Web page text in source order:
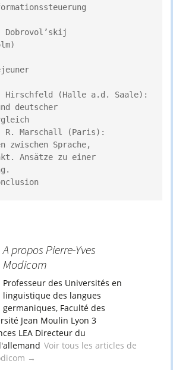
Dobrovol’skij
Hirschfeld (Halle a.d. Saale):
deutscher
R. Marschall (Paris):
zwischen Sprache,
Ansätze zu einer
A propos Pierre-Yves
Modicom
Professeur des Universités en
linguistique des langues
germaniques, Faculté des
Jean Moulin Lyon 3
LEA Directeur du
Voir tous les articles de
→